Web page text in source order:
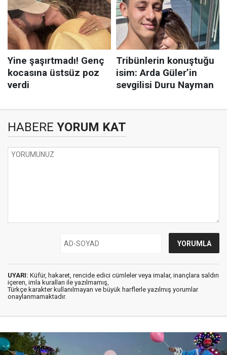
HABERE YORUM KAT
UYARI: Küfür, hakaret, rencide edici cümleler veya imalar, inançlara saldırı
içeren, imla kuralları ile yazılmamış,
Türkçe karakter kullanılmayan ve büyük harflerle yazılmış yorumlar
onaylanmamaktadır.